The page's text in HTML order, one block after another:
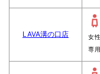
LAVA溝の口店
女性
専用